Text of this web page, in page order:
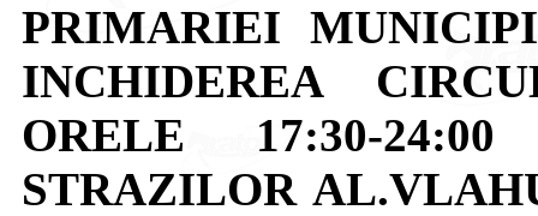
PRIMARIEI
INCHIDEREA
ORELE 17:30-
STRAZILOR